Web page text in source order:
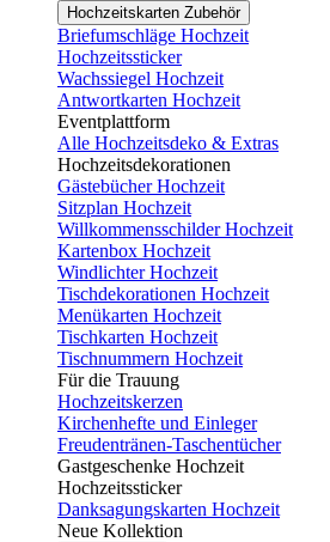
Hochzeitskarten Zubehör
Briefumschläge Hochzeit
Hochzeitssticker
Wachssiegel Hochzeit
Antwortkarten Hochzeit
Eventplattform
Alle Hochzeitsdeko & Extras
Hochzeitsdekorationen
Gästebücher Hochzeit
Sitzplan Hochzeit
Willkommensschilder Hochzeit
Kartenbox Hochzeit
Windlichter Hochzeit
Tischdekorationen Hochzeit
Menükarten Hochzeit
Tischkarten Hochzeit
Tischnummern Hochzeit
Für die Trauung
Hochzeitskerzen
Kirchenhefte und Einleger
Freudentränen-Taschentücher
Gastgeschenke Hochzeit
Hochzeitssticker
Danksagungskarten Hochzeit
Neue Kollektion